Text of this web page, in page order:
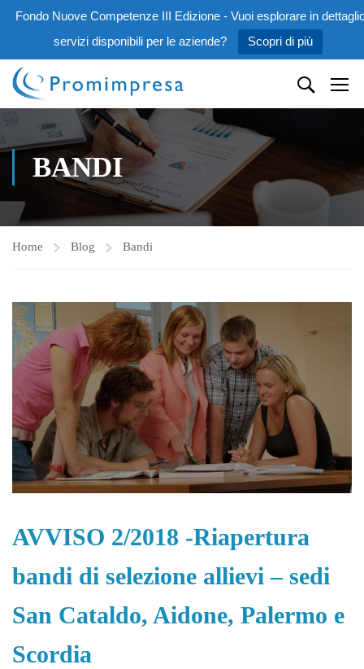
Fondo Nuove Competenze III Edizione - Vuoi esplorare in
servizi disponibili per le aziende?
Scopri di più
BANDI
Home Blog Bandi
AVVISO 2/2018 -Riapertura
bandi di selezione allievi – sedi
San Cataldo, Aidone, Palermo e
Scordia